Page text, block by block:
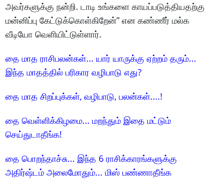
அவர்களுக்கு நன்றி. டாடி உங்களை காயப்படுத்தியதற்கு
மன்னிப்பு கேட்டுக்கொள்கிறேன்” என கண்ணீர் மல்க
வீடியோ வெளியிட்டுள்ளார்.
தை மாத ராசிபலன்கள்... யார் யாருக்கு ஏற்றம் தரும்...
இந்த மாதத்தில் பரிகார வழிபாடு எது?
தை மாத சிறப்புக்கள், வழிபாடு, பலன்கள்....!
தை வெள்ளிக்கிழமை... மறந்தும் இதை மட்டும்
செய்துடாதீங்க!
தை பொறந்தாச்சு... இந்த 6 ராசிக்காரங்களுக்கு
அதிர்ஷ்டம் அலைமோதும்... மிஸ் பண்ணாதீங்க